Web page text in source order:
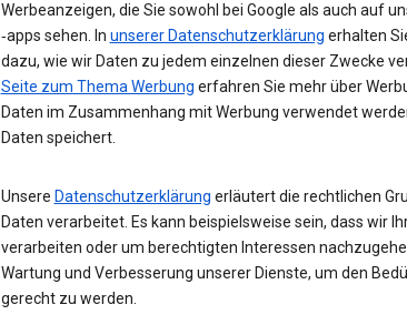
Werbeanzeigen, die Sie sowohl bei Google als auch auf
‑apps sehen. In unserer Datenschutzerklärung erhalten
dazu, wie wir Daten zu jedem einzelnen dieser Zwecke
Seite zum Thema Werbung erfahren Sie mehr über
Daten im Zusammenhang mit Werbung verwendet
Daten speichert.
Unsere Datenschutzerklärung erläutert die rechtlichen
Daten verarbeitet. Es kann beispielsweise sein, dass wir
verarbeiten oder um berechtigten Interessen
Wartung und Verbesserung unserer Dienste, um den
gerecht zu werden.